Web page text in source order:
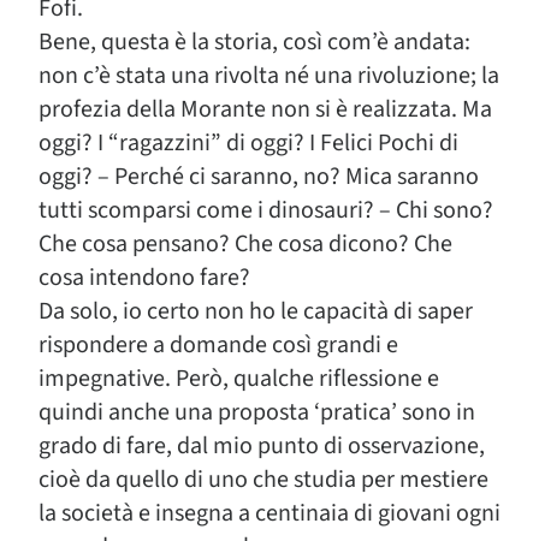
Fofi.
Bene, questa è la storia, così com’è andata:
non c’è stata una rivolta né una rivoluzione; la
profezia della Morante non si è realizzata. Ma
oggi? I “ragazzini” di oggi? I Felici Pochi di
oggi? – Perché ci saranno, no? Mica saranno
tutti scomparsi come i dinosauri? – Chi sono?
Che cosa pensano? Che cosa dicono? Che
cosa intendono fare?
Da solo, io certo non ho le capacità di saper
rispondere a domande così grandi e
impegnative. Però, qualche riflessione e
quindi anche una proposta ‘pratica’ sono in
grado di fare, dal mio punto di osservazione,
cioè da quello di uno che studia per mestiere
la società e insegna a centinaia di giovani ogni